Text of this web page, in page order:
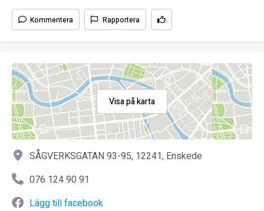
Kommentera Rapportera
Visa på karta
SÅGVERKSGATAN 93-95, 12241, Enskede
076 124 90 91
Lägg till facebook